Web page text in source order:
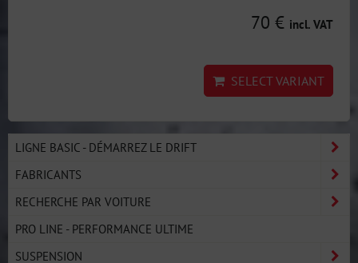
70 € incl. VAT
SELECT VARIANT
LIGNE BASIC - DÉMARREZ LE DRIFT
FABRICANTS
RECHERCHE PAR VOITURE
PRO LINE - PERFORMANCE ULTIME
SUSPENSION